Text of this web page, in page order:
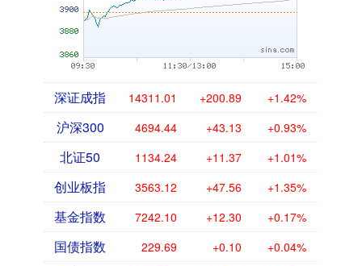
深证成指 14311.01 +200.89 +1.42%
沪深300 4694.44 +43.13 +0.93%
北证50 1134.24 +11.37 +1.01%
创业板指 3563.12 +47.56 +1.35%
基金指数 7242.10 +12.30 +0.17%
国债指数 229.69 +0.10 +0.04%